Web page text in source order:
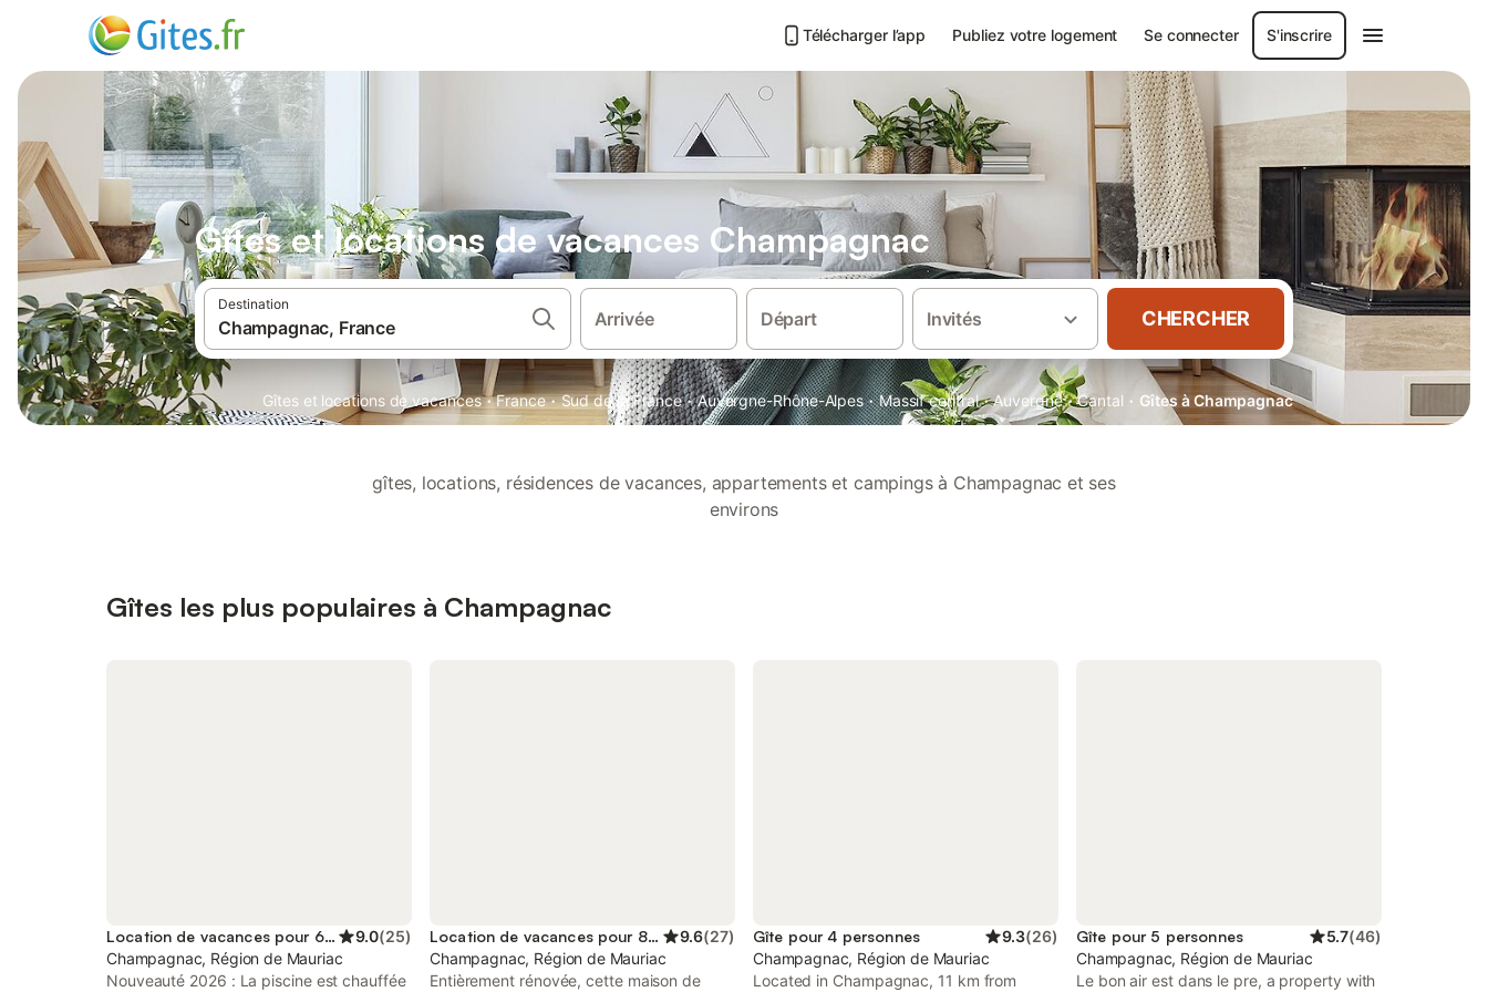
Télécharger l’app Publiez votre logement Se connecter S'inscrire
Gîtes et locations de vacances Champagnac
Destination
Arrivée Départ Invités CHERCHER
Gîtes et locations de vacances · France · Sud de la France · Auvergne-Rhône-Alpes · Massif central · Auvergne · Cantal · Gîtes à Champagnac
gîtes, locations, résidences de vacances, appartements et campings à Champagnac et ses
environs
Gîtes les plus populaires à Champagnac
Location de vacances pour 6 personnes 9.0(25)
Champagnac, Région de Mauriac
Nouveauté 2026 : La piscine est chauffée
Location de vacances pour 8 personnes 9.6(27)
Champagnac, Région de Mauriac
Entièrement rénovée, cette maison de
Gîte pour 4 personnes 9.3(26)
Champagnac, Région de Mauriac
Located in Champagnac, 11 km from
Gîte pour 5 personnes 5.7(46)
Champagnac, Région de Mauriac
Le bon air est dans le pre, a property with